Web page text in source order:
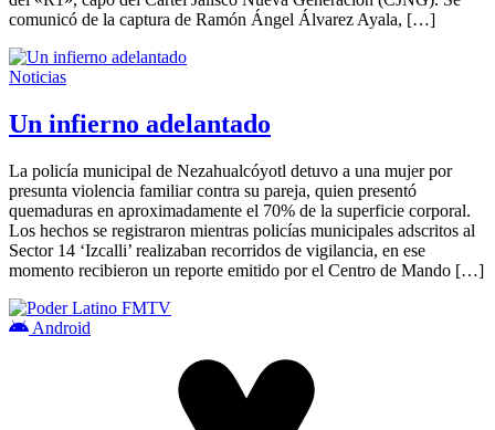
comunicó de la captura de Ramón Ángel Álvarez Ayala, […]
Noticias
Un infierno adelantado
La policía municipal de Nezahualcóyotl detuvo a una mujer por
presunta violencia familiar contra su pareja, quien presentó
quemaduras en aproximadamente el 70% de la superficie corporal.
Los hechos se registraron mientras policías municipales adscritos al
Sector 14 ‘Izcalli’ realizaban recorridos de vigilancia, en ese
momento recibieron un reporte emitido por el Centro de Mando […]
Android